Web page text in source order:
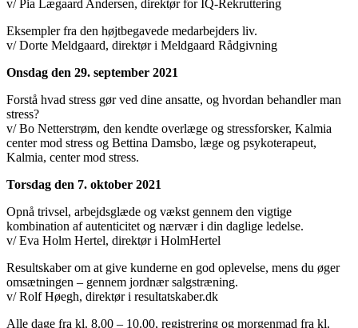
v/ Pia Lægaard Andersen, direktør for IQ-Rekruttering
Eksempler fra den højtbegavede medarbejders liv.
v/ Dorte Meldgaard, direktør i Meldgaard Rådgivning
Onsdag den 29. september 2021
Forstå hvad stress gør ved dine ansatte, og hvordan behandler man
stress?
v/ Bo Netterstrøm, den kendte overlæge og stressforsker, Kalmia
center mod stress og Bettina Damsbo, læge og psykoterapeut,
Kalmia, center mod stress.
Torsdag den 7. oktober 2021
Opnå trivsel, arbejdsglæde og vækst gennem den vigtige
kombination af autenticitet og nærvær i din daglige ledelse.
v/ Eva Holm Hertel, direktør i HolmHertel
Resultskaber om at give kunderne en god oplevelse, mens du øger
omsætningen – gennem jordnær salgstræning.
v/ Rolf Høegh, direktør i resultatskaber.dk
Alle dage fra kl. 8.00 – 10.00, registrering og morgenmad fra kl.